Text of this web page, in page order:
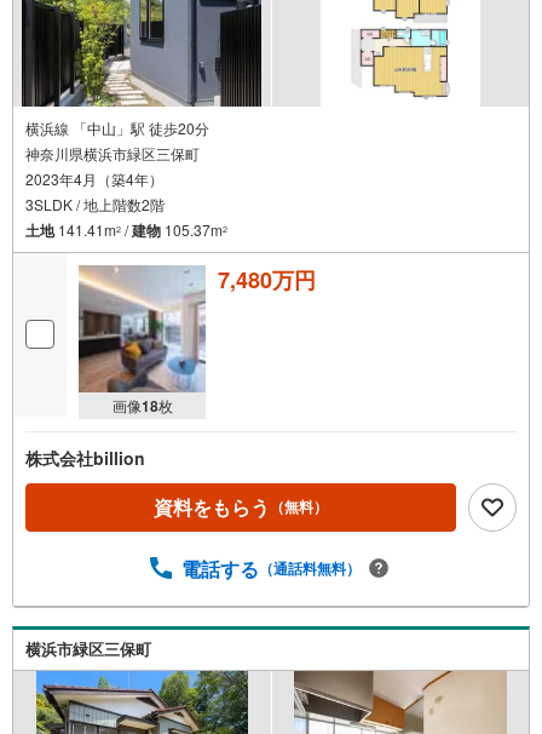
横浜線 「中山」駅 徒歩20分
神奈川県横浜市緑区三保町
2023年4月（築4年）
3SLDK / 地上階数2階
土地141.41m2 /建物 105.37m2
画像18枚
7,480万円
株式会社billion
資料をもらう （無料）
電話する （通話料無料）
横浜市緑区三保町